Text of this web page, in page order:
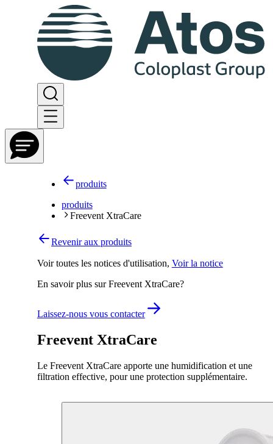
produits
produits
Freevent XtraCare
Freevent XtraCare
Le Freevent XtraCare apporte une humidification et une
filtration effective, pour une protection supplémentaire.
Revenir aux produits
Voir toutes les notices d'utilisation, Voir la notice
En savoir plus sur Freevent XtraCare?
Laissez-nous vous contacter